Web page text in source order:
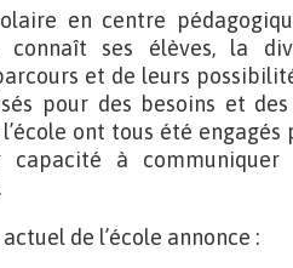
en centre
connaît ses élèves, la
et de leurs
pour des besoins et
ont tous été
capacité à
de l’école annonce :